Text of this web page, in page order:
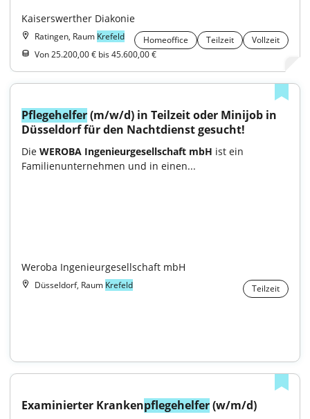
Kaiserswerther Diakonie
Ratingen, Raum Krefeld Homeoffice Teilzeit
Vollzeit
Von 25.200,00 € bis 45.600,00 €
Pflegehelfer (m/w/d) in Teilzeit oder Minijob in
Düsseldorf für den Nachtdienst gesucht!
Die WEROBA Ingenieurgesellschaft mbH ist ein
Familienunternehmen und in einen...
Weroba Ingenieurgesellschaft mbH
Düsseldorf, Raum Krefeld Teilzeit
Examinierter Krankenpflegehelfer (w/m/d)